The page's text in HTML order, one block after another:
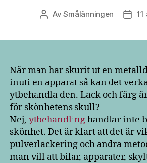
Inläggsförfattare
AvSmålänningen 11
När man har skurit ut en
inuti en apparat så kan det
ytbehandla den. Lack och färg
för skönhetens skull?
Nej, ytbehandlinghandlar inte
skönhet. Det är klart att det är
pulverlackering och andra
man vill att bilar, apparater,